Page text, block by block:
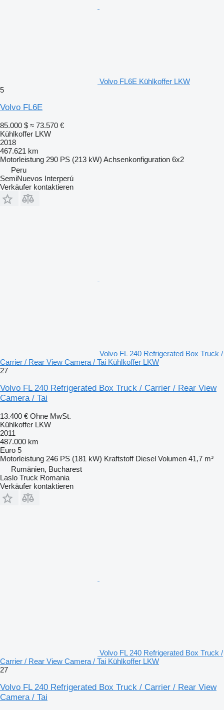
Volvo FL6E Kühlkoffer LKW
5
Volvo FL6E
85.000 $ ≈ 73.570 €
Kühlkoffer LKW
2018
467.621 km
Motorleistung 290 PS (213 kW) Achsenkonfiguration 6x2
Peru
SemiNuevos Interperú
Verkäufer kontaktieren
Volvo FL 240 Refrigerated Box Truck /
Carrier / Rear View Camera / Tai Kühlkoffer LKW
27
Volvo FL 240 Refrigerated Box Truck / Carrier / Rear View
Camera / Tai
13.400 € Ohne MwSt.
Kühlkoffer LKW
2011
487.000 km
Euro 5
Motorleistung 246 PS (181 kW) Kraftstoff Diesel Volumen 41,7 m³
Rumänien, Bucharest
Laslo Truck Romania
Verkäufer kontaktieren
Volvo FL 240 Refrigerated Box Truck /
Carrier / Rear View Camera / Tai Kühlkoffer LKW
27
Volvo FL 240 Refrigerated Box Truck / Carrier / Rear View
Camera / Tai